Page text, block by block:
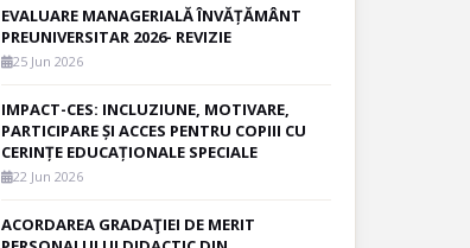
EVALUARE MANAGERIALĂ ÎNVĂȚĂMÂNT
PREUNIVERSITAR 2026- REVIZIE
25 Jun 2026
IMPACT-CES: INCLUZIUNE, MOTIVARE,
PARTICIPARE ȘI ACCES PENTRU COPIII CU
CERINȚE EDUCAȚIONALE SPECIALE
22 Jun 2026
ACORDAREA GRADAŢIEI DE MERIT